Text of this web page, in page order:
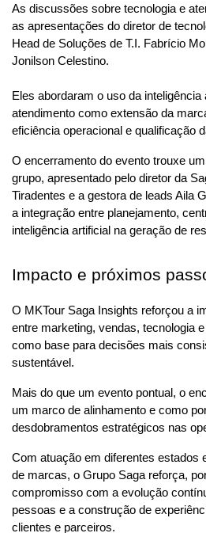
As discussões sobre tecnologia e
as apresentações do diretor de
Head de Soluções de T.I. Fabrício
Jonilson Celestino.
Eles abordaram o uso da
atendimento como extensão da
eficiência operacional e qualificação
O encerramento do evento trouxe
grupo, apresentado pelo diretor da
Tiradentes e a gestora de leads Aila
a integração entre planejamento,
inteligência artificial na geração de
Impacto e próximos
O MKTour Saga Insights reforçou a
entre marketing, vendas, tecnologia
como base para decisões mais
sustentável.
Mais do que um evento pontual, o
um marco de alinhamento e como
desdobramentos estratégicos nas
Com atuação em diferentes estados
de marcas, o Grupo Saga reforça,
compromisso com a evolução
pessoas e a construção de
clientes e parceiros.